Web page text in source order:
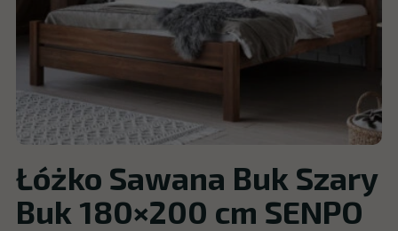
Łóżko Sawana Buk Szary
Buk 180×200 cm SENPO